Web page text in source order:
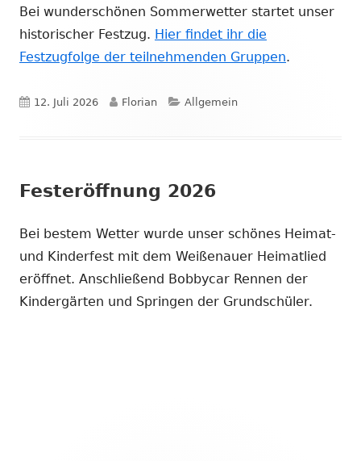
Bei wunderschönen Sommerwetter startet unser
historischer Festzug. Hier findet ihr die
Festzugfolge der teilnehmenden Gruppen.
Veröffentlicht
12. Juli 2026 Autor
Florian Kategorien
Allgemein
Festeröffnung 2026
Bei bestem Wetter wurde unser schönes Heimat-
und Kinderfest mit dem Weißenauer Heimatlied
eröffnet. Anschließend Bobbycar Rennen der
Kindergärten und Springen der Grundschüler.